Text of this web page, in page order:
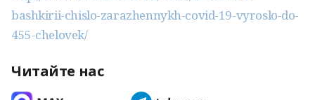
bashkirii-chislo-zarazhennykh-covid-19-vyroslo-do-
455-chelovek/
Читайте нас